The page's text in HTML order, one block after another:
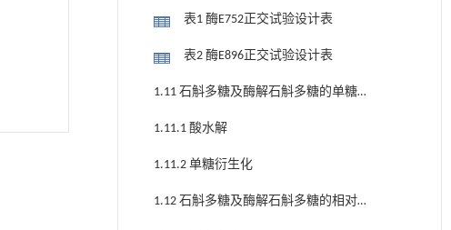
表1 酶E752正交试验设计表
表2 酶E896正交试验设计表
1.11 石斛多糖及酶解石斛多糖的单糖组
1.11.1 酸水解
1.11.2 单糖衍生化
1.12 石斛多糖及酶解石斛多糖的相对分
子量检测